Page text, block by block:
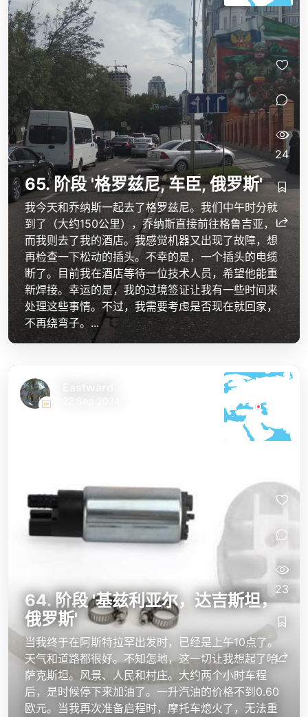
65. 阶段 '格罗兹尼, 车臣, 俄罗斯'
我今天和乔纳斯一起去了格罗兹尼。我们中午时分就
到了（大约150公里），乔纳斯直接前往格鲁吉亚，
而我则去了我的酒店。我感觉机器又出现了故障，想
再检查一下松动的插头。不幸的是，一个插头的电缆
断了。目前我在酒店等待一位技术人员，希望他能重
新焊接。幸运的是，我的过境签证让我有一些时间来
处理这些事情。不过，我需要考虑是否现在就回家，
不再绕弯子。...
24
64. 阶段 '基兹利亚尔，达吉斯坦，
俄罗斯'
当我终于在阿斯特拉罕出发时，已经是上午10点了。
天气和道路都很好。不知怎地，这一切让我想起了哈
萨克斯坦。风景、人民和村庄。大约两个小时车程
后，是时候停下来加油了。一升汽油的价格不到0.60
欧元。当我再次准备启程时，摩托车熄火了，无法重
23